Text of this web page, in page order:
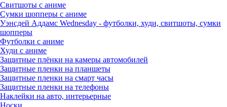
Свитшоты с аниме
Сумки шопперы с аниме
Уэнсдей Аддамс Wednesday - футболки, худи, свитшоты, сумки
шопперы
Футболки с аниме
Худи с аниме
Защитные плёнки на камеры автомобилей
Защитные пленки на планшеты
Защитные пленки на смарт часы
Защитные пленки на телефоны
Наклейки на авто, интерьерные
Носки